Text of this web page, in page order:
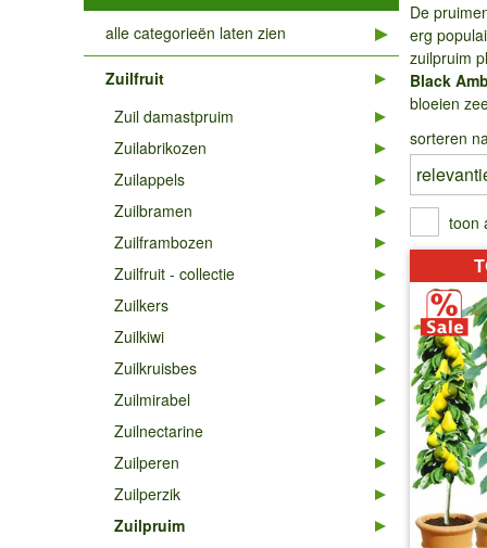
De
erg
zuilpruim
Black
bloeien
sorteren
toon
alle categorieën laten zien
Zuilfruit
Zuil damastpruim
Zuilabrikozen
Zuilappels
Zuilbramen
Zuilframbozen
Zuilfruit - collectie
Zuilkers
Zuilkiwi
Zuilkruisbes
Zuilmirabel
Zuilnectarine
Zuilperen
Zuilperzik
Zuilpruim